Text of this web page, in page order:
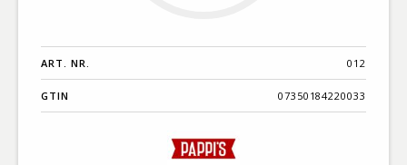
ART. NR. 012
GTIN 07350184220033